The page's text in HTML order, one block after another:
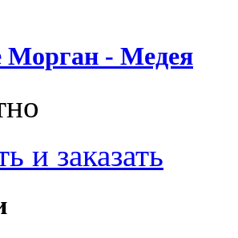
Морган - Медея
и заказать